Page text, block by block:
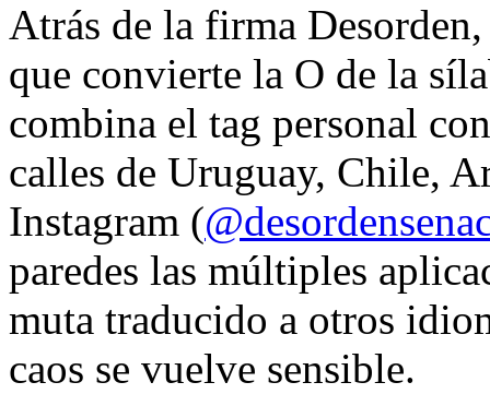
Atrás de la firma
que convierte la O de la
combina el tag personal
calles de Uruguay, Chile,
Instagram (
paredes las múltiples
muta traducido a otros
caos se vuelve sensible.